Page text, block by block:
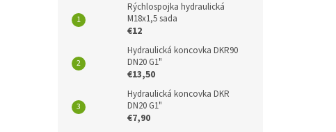
Rýchlospojka hydraulická
M18x1,5 sada
€12
Hydraulická koncovka DKR90
DN20 G1"
€13,50
Hydraulická koncovka DKR
DN20 G1"
€7,90